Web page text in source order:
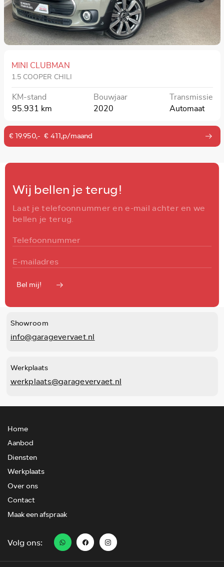
MINI CLUBMAN
1.5 COOPER CHILI
KM-stand
95.931 km
Bouwjaar
2020
Transmissie
Automaat
€ 19.950,- € 411,p/maand
Wij bellen je terug!
Laat je telefoonnummer en e-mail achter en we
bellen je terug.
Bel mij!
Showroom
info@garagevervaet.nl
Werkplaats
werkplaats@garagevervaet.nl
Home
Aanbod
Diensten
Werkplaats
Over ons
Contact
Maak een afspraak
Volg ons: